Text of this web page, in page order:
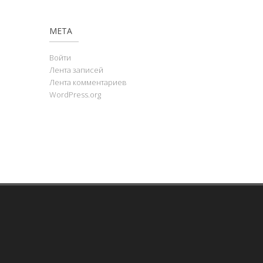
МЕТА
Войти
Лента записей
Лента комментариев
WordPress.org